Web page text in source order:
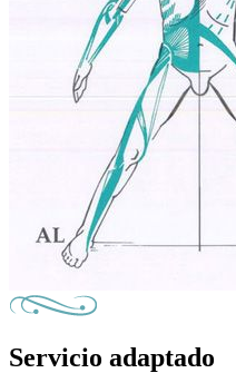
Servicio adaptado